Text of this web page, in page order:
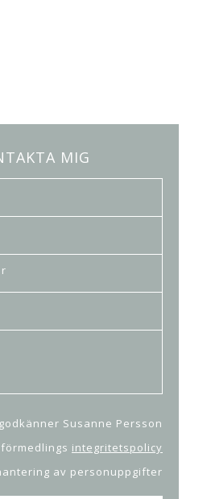
MIG
Susanne Persson
integritetspolicy
av personuppgifter